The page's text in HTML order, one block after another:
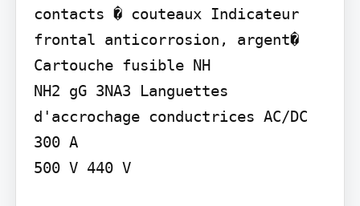
contacts � couteaux Indicateur
frontal anticorrosion, argent�
Cartouche fusible NH
NH2 gG 3NA3 Languettes
d'accrochage conductrices AC/DC
300 A
500 V 440 V